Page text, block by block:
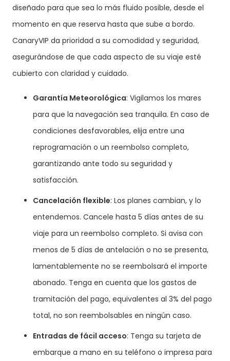
diseñado para que sea lo más fluido posible, desde el
momento en que reserva hasta que sube a bordo.
CanaryVIP da prioridad a su comodidad y seguridad,
asegurándose de que cada aspecto de su viaje esté
cubierto con claridad y cuidado.
Garantía Meteorológica: Vigilamos los mares
para que la navegación sea tranquila. En caso de
condiciones desfavorables, elija entre una
reprogramación o un reembolso completo,
garantizando ante todo su seguridad y
satisfacción.
Cancelación flexible: Los planes cambian, y lo
entendemos. Cancele hasta 5 días antes de su
viaje para un reembolso completo. Si avisa con
menos de 5 días de antelación o no se presenta,
lamentablemente no se reembolsará el importe
abonado. Tenga en cuenta que los gastos de
tramitación del pago, equivalentes al 3% del pago
total, no son reembolsables en ningún caso.
Entradas de fácil acceso: Tenga su tarjeta de
embarque a mano en su teléfono o impresa para